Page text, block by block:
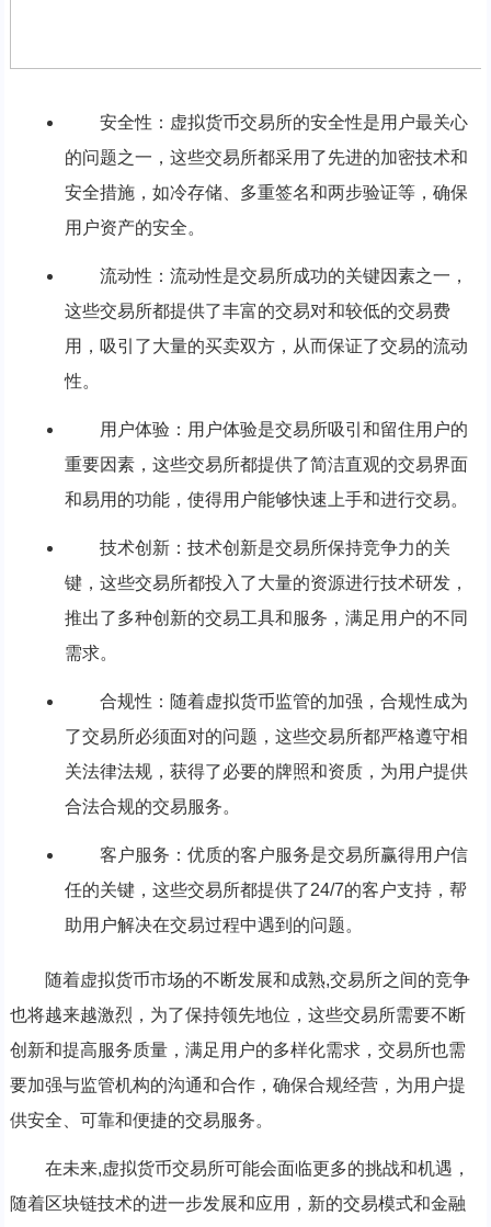
安全性：虚拟货币交易所的安全性是用户最关心
的问题之一，这些交易所都采用了先进的加密技术和
安全措施，如冷存储、多重签名和两步验证等，确保
用户资产的安全。
流动性：流动性是交易所成功的关键因素之一，
这些交易所都提供了丰富的交易对和较低的交易费
用，吸引了大量的买卖双方，从而保证了交易的流动
性。
用户体验：用户体验是交易所吸引和留住用户的
重要因素，这些交易所都提供了简洁直观的交易界面
和易用的功能，使得用户能够快速上手和进行交易。
技术创新：技术创新是交易所保持竞争力的关
键，这些交易所都投入了大量的资源进行技术研发，
推出了多种创新的交易工具和服务，满足用户的不同
需求。
合规性：随着虚拟货币监管的加强，合规性成为
了交易所必须面对的问题，这些交易所都严格遵守相
关法律法规，获得了必要的牌照和资质，为用户提供
合法合规的交易服务。
客户服务：优质的客户服务是交易所赢得用户信
任的关键，这些交易所都提供了24/7的客户支持，帮
助用户解决在交易过程中遇到的问题。
随着虚拟货币市场的不断发展和成熟,交易所之间的竞争
也将越来越激烈，为了保持领先地位，这些交易所需要不断
创新和提高服务质量，满足用户的多样化需求，交易所也需
要加强与监管机构的沟通和合作，确保合规经营，为用户提
供安全、可靠和便捷的交易服务。
在未来,虚拟货币交易所可能会面临更多的挑战和机遇，
随着区块链技术的进一步发展和应用，新的交易模式和金融